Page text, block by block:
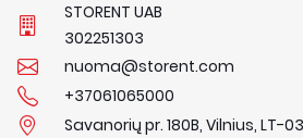
STORENT UAB
302251303
nuoma@storent.com
+37061065000
Savanorių pr. 180B, Vilnius, LT-